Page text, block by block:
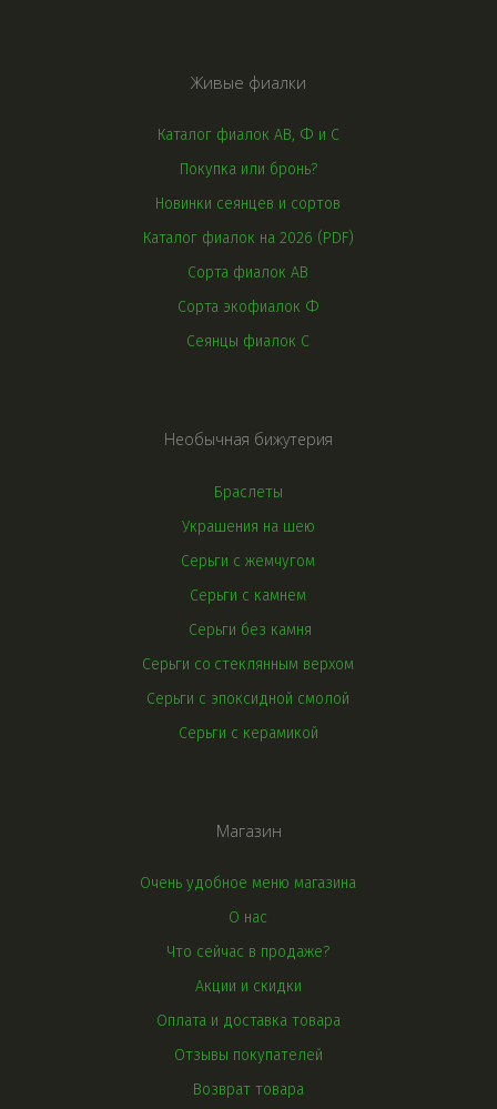
Живые фиалки
Каталог фиалок АВ, Ф и С
Покупка или бронь?
Новинки сеянцев и сортов
Каталог фиалок на 2026 (PDF)
Сорта фиалок АВ
Сорта экофиалок Ф
Сеянцы фиалок С
Необычная бижутерия
Браслеты
Украшения на шею
Серьги с жемчугом
Серьги с камнем
Серьги без камня
Серьги со стеклянным верхом
Серьги с эпоксидной смолой
Серьги с керамикой
Магазин
Очень удобное меню магазина
О нас
Что сейчас в продаже?
Акции и скидки
Оплата и доставка товара
Отзывы покупателей
Возврат товара